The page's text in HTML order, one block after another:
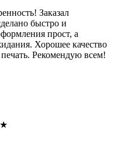
Заказал
быстро и
прост, а
Хорошее качество
Рекомендую всем!
★